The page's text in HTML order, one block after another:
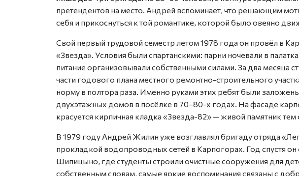
претендентов на место. Андрей вспоминает, что решающим
себя и прикоснуться к той романтике, которой было овеяно
Свой первый трудовой семестр летом 1978 года он провёл в
«Звезда». Условия были спартанскими: парни ночевали в
питание организовывали собственными силами. За два месяца
части годового плана местного ремонтно-строительного
норму в полтора раза. Именно руками этих ребят были
двухэтажных домов в посёлке в 70–80-х годах. На фасаде
красуется кирпичная кладка «Звезда-82» — живой памятник тем
В 1979 году Андрей Жилин уже возглавлял бригаду отряда
прокладкой водопроводных сетей в Карпогорах. Год спустя
Шипицыно, где студенты строили очистные сооружения для
собственным словам, самые яркие воспоминания связаны с